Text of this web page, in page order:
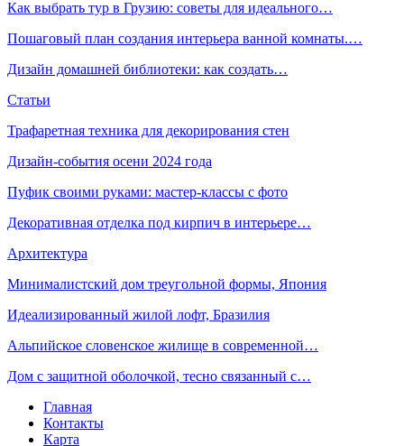
Как выбрать тур в Грузию: советы для идеального…
Пошаговый план создания интерьера ванной комнаты.…
Дизайн домашней библиотеки: как создать…
Статьи
Трафаретная техника для декорирования стен
Дизайн-события осени 2024 года
Пуфик своими руками: мастер-классы с фото
Декоративная отделка под кирпич в интерьере…
Архитектура
Минималистский дом треугольной формы, Япония
Идеализированный жилой лофт, Бразилия
Альпийское словенское жилище в современной…
Дом с защитной оболочкой, тесно связанный с…
Главная
Контакты
Карта